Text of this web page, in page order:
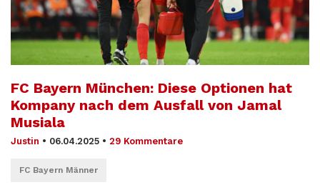
FC Bayern München: Diese Optionen hat
Kompany nach dem Ausfall von Jamal
Musiala
Justin • 06.04.2025 • 29 Kommentare
FC Bayern Männer